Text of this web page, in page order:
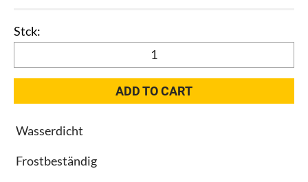
Zement
weiss,
602
25kg
quantity
ADD TO CART
Wasserdicht
Frostbeständig